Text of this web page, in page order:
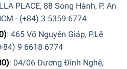
PLACE, 88 Song Hành, P. An
- (+84) 3 5359 6774
: 465 Võ Nguyên Giáp, P.Lê
9 6618 6774
: 04/06 Dương Đình Nghệ,